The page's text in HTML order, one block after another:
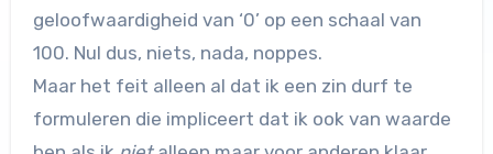
geloofwaardigheid van ‘0’ op een schaal van
100. Nul dus, niets, nada, noppes.
Maar het feit alleen al dat ik een zin durf te
formuleren die impliceert dat ik ook van waarde